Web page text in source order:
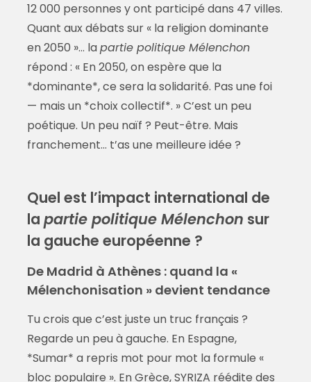
12 000 personnes y ont participé dans 47 villes.
Quant aux débats sur « la religion dominante
en 2050 »… lapartie politique Mélenchon
répond : « En 2050, on espère que la
*dominante*, ce sera la solidarité. Pas une foi
— mais un *choix collectif*. » C’est un peu
poétique. Un peu naïf ? Peut-être. Mais
franchement… t’as une meilleure idée ?
Quel est l’impact international de
la partie politique Mélenchon sur
la gauche européenne ?
De Madrid à Athènes : quand la «
Mélenchonisation » devient tendance
Tu crois que c’est juste un truc français ?
Regarde un peu à gauche. En Espagne,
*Sumar* a repris mot pour mot la formule «
bloc populaire ». En Grèce, SYRIZA réédite des